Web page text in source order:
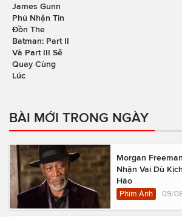
James Gunn
Phủ Nhận Tin
Đồn The
Batman: Part II
Và Part III Sẽ
Quay Cùng
Lúc
BÀI MỚI TRONG NGÀY
Morgan
Nhận Vai Dù
Hảo
Phim Ảnh 09/